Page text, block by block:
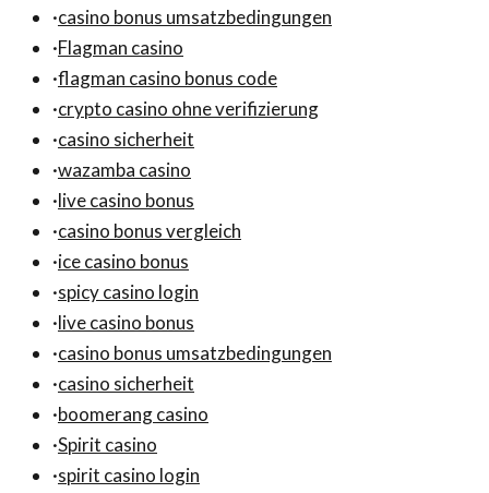
·casino bonus umsatzbedingungen
·Flagman casino
·flagman casino bonus code
·crypto casino ohne verifizierung
·casino sicherheit
·wazamba casino
·live casino bonus
·casino bonus vergleich
·ice casino bonus
·spicy casino login
·live casino bonus
·casino bonus umsatzbedingungen
·casino sicherheit
·boomerang casino
·Spirit casino
·spirit casino login